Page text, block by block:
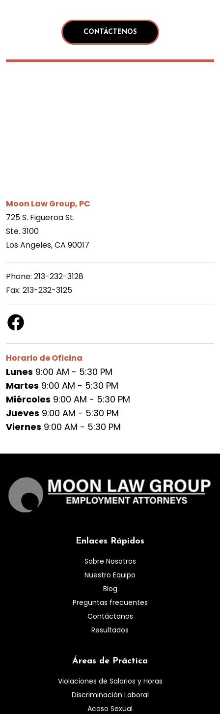
Moon Law Group, PC
725 S. Figueroa St.
Ste. 3100
Los Angeles, CA 90017
Phone: 213-232-3128
Fax: 213-232-3125
Horario de Oficina
Lunes 9:00 AM - 5:30 PM
Martes 9:00 AM - 5:30 PM
Miércoles 9:00 AM - 5:30 PM
Jueves 9:00 AM - 5:30 PM
Viernes 9:00 AM - 5:30 PM
Enlaces Rápidos
Sobre Nosotros
Nuestro Equipo
Blog
Preguntas frecuentes
Contáctanos
Resultados
Áreas de Práctica
Violaciones de Salarios y Horas
Discriminación Laboral
Acoso Sexual